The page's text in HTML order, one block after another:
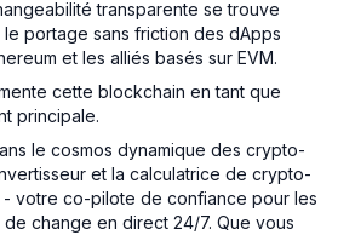
transparente se trouve
le portage sans friction des dApps
et les alliés basés sur EVM.
cette blockchain en tant que
principale.
le cosmos dynamique des crypto-
et la calculatrice de crypto-
- votre co-pilote de confiance pour les
change en direct 24/7. Que vous